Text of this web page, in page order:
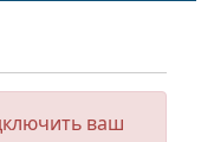
ваш